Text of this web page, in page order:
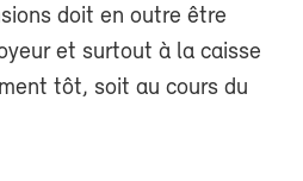
doit en outre être
et surtout à la caisse
tôt, soit au cours du